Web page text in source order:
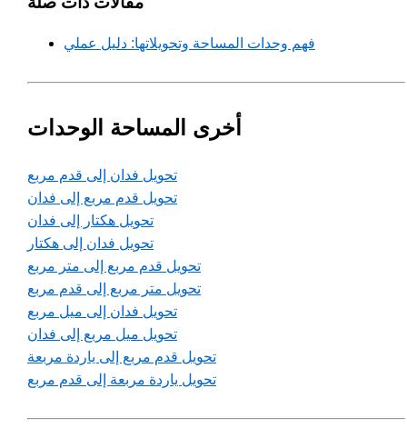
فهم وحدات المساحة وتحويلاتها: دليل عملي
أخرى المساحة الوحدات
تحويل فدان إلى قدم مربع
تحويل قدم مربع إلى فدان
تحويل هكتار إلى فدان
تحويل فدان إلى هكتار
تحويل قدم مربع إلى متر مربع
تحويل متر مربع إلى قدم مربع
تحويل فدان إلى ميل مربع
تحويل ميل مربع إلى فدان
تحويل قدم مربع إلى ياردة مربعة
تحويل ياردة مربعة إلى قدم مربع